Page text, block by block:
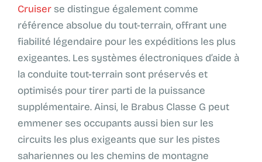
Cruiser se distingue également comme
référence absolue du tout-terrain, offrant une
fiabilité légendaire pour les expéditions les plus
exigeantes. Les systèmes électroniques d’aide à
la conduite tout-terrain sont préservés et
optimisés pour tirer parti de la puissance
supplémentaire. Ainsi, le Brabus Classe G peut
emmener ses occupants aussi bien sur les
circuits les plus exigeants que sur les pistes
sahariennes ou les chemins de montagne